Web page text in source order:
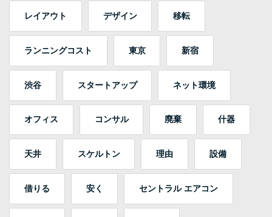
レイアウト デザイン 移転
ランニングコスト 東京 新宿
渋谷 スタートアップ ネット環境
オフィス コンサル 廃棄 什器
天井 スケルトン 理由 設備
借りる 安く セントラル エアコン